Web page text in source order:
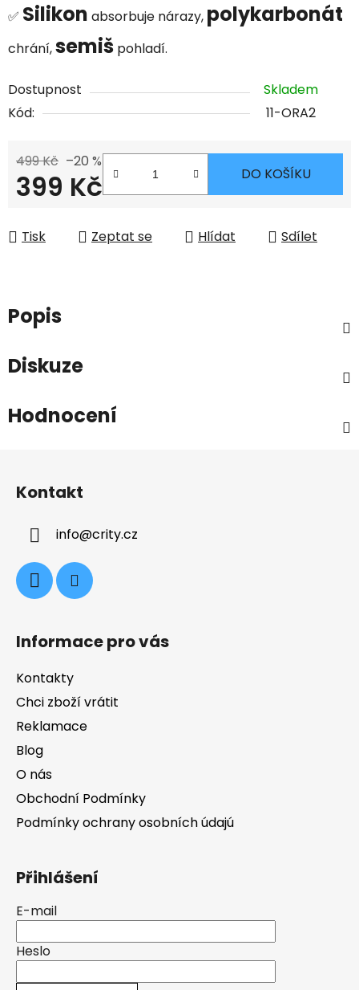
✅ Silikon absorbuje nárazy, polykarbonát
chrání,semiš pohladí.
Dostupnost
Skladem
Kód:
11-ORA2
499 Kč –20 %
399 Kč DO KOŠÍKU
Tisk Zeptat se Hlídat Sdílet
Popis
Diskuze
Hodnocení
Kontakt
info@crity.cz
Informace pro vás
Kontakty
Chci zboží vrátit
Reklamace
Blog
O nás
Obchodní Podmínky
Podmínky ochrany osobních údajú
Přihlášení
E-mail
Heslo